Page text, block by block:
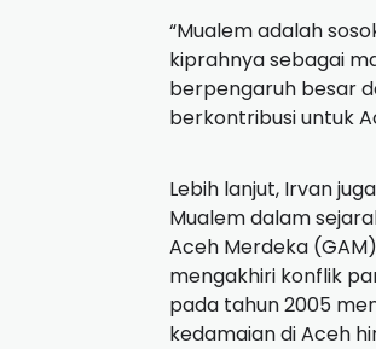
“Mualem adalah
kiprahnya sebagai
berpengaruh besar
berkontribusi untuk
Lebih lanjut, Irvan
Mualem dalam
Aceh Merdeka
mengakhiri konflik
pada tahun 2005
kedamaian di Aceh